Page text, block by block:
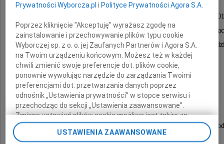
Nabożeństwo żałobne odbędzie się dnia 27 czerwca
o godzinie 12.00 w kościele św. Otylii w
po którym odbędzie się pogrzeb na cmentarzu w
Pogrążona w głębokim bólu i żałobie
rodzina
Autokar będzie podstawiony na parkingu hali Polonia o
(powrót zapewniony)
Prywatności Wyborcza.pl i Polityce Prywatności Agora S.A.
Poprzez kliknięcie "Akceptuję" wyrażasz zgodę na
zainstalowanie i przechowywanie plików typu cookie
Wyborczej sp. z o. o. jej Zaufanych Partnerów i Agora S.A.
na Twoim urządzeniu końcowym. Możesz też w każdej
chwili zmienić swoje preferencje dot. plików cookie,
ponownie wywołując narzędzie do zarządzania Twoimi
preferencjami dot. przetwarzania danych poprzez
odnośnik „Ustawienia prywatności” w stopce serwisu i
przechodząc do sekcji „Ustawienia zaawansowane”.
Zmiana ustawień plików cookie możliwa jest także za
pomocą ustawień przeglądarki.
USTAWIENIA ZAAWANSOWANE